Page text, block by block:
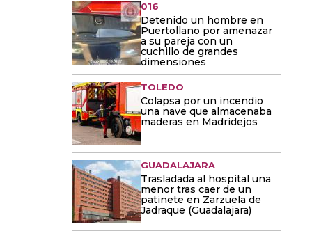
016
Detenido un hombre en
Puertollano por amenazar
a su pareja con un
cuchillo de grandes
dimensiones
TOLEDO
Colapsa por un incendio
una nave que almacenaba
maderas en Madridejos
GUADALAJARA
Trasladada al hospital una
menor tras caer de un
patinete en Zarzuela de
Jadraque (Guadalajara)